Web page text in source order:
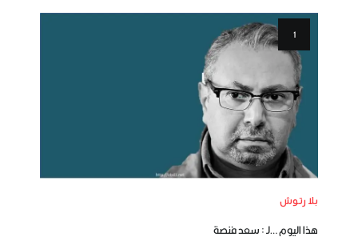
بلا رتوش
هذا اليوم …لـ : سعد فنصة